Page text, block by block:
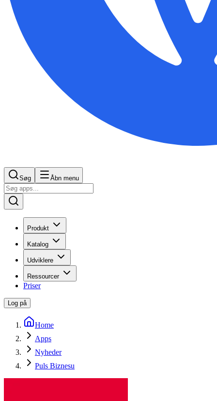
Søg Åbn menu
Produkt
Katalog
Udviklere
Ressourcer
Priser
Log på
Home
Apps
Nyheder
Puls Biznesu